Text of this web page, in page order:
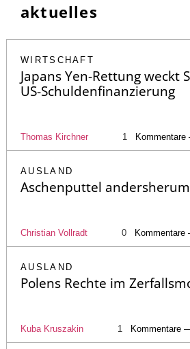
aktuelles
WIRTSCHAFT
Japans Yen-Rettung weckt
US-Schuldenfinanzierung
Thomas Kirchner 1
AUSLAND
Aschenputtel andersherum
Christian Vollradt 0 Kommentare
AUSLAND
Polens Rechte im
Kuba Kruszakin 1 Kommentare